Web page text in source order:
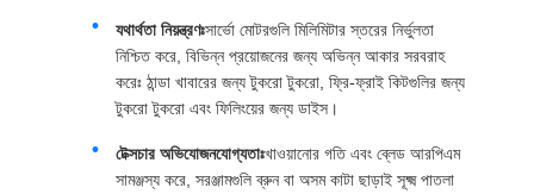
যথার্থতা নিয়ন্ত্রণঃসার্ভো মোটরগুলি মিলিমিটার স্তরের নির্ভুলতা
নিশ্চিত করে, বিভিন্ন প্রয়োজনের জন্য অভিন্ন আকার সরবরাহ
করেঃ ঠান্ডা খাবারের জন্য টুকরো টুকরো, ফ্রি-ফ্রাই কিটগুলির জন্য
টুকরো টুকরো এবং ফিলিংয়ের জন্য ডাইস।
টেক্সচার অভিযোজনযোগ্যতাঃখাওয়ানোর গতি এবং ব্লেড আরপিএম
সামঞ্জস্য করে, সরঞ্জামগুলি ব্রুন বা অসম কাটা ছাড়াই সূক্ষ্ম পাতলা